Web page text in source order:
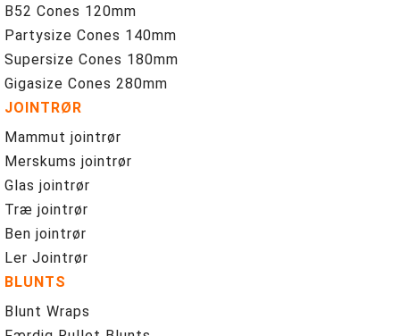
B52 Cones 120mm
Partysize Cones 140mm
Supersize Cones 180mm
Gigasize Cones 280mm
JOINTRØR
Mammut jointrør
Merskums jointrør
Glas jointrør
Træ jointrør
Ben jointrør
Ler Jointrør
BLUNTS
Blunt Wraps